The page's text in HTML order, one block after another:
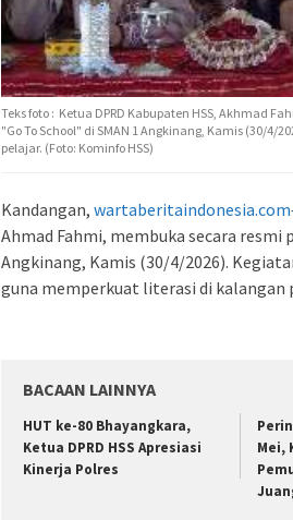
Teks foto : Ketua DPRD Kabupaten HSS, Akhmad
"Go To School" di SMAN 1 Angkinang, Kamis (30/
pelajar. (Foto: Kominfo HSS)
Kandangan, wartaberitaindonesia.com
Ahmad Fahmi, membuka secara resmi
Angkinang, Kamis (30/4/2026).
guna memperkuat literasi di kalangan
BACAAN LAINNYA
HUT ke-80 Bhayangkara,
Ketua DPRD HSS Apresiasi
Kinerja Polres
Mei,